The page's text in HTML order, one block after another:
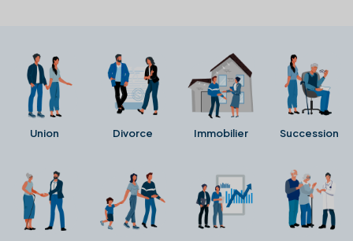
Union Divorce Immobilier Succession